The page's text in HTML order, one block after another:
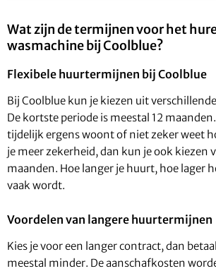
Wat zijn de termijnen voor het
wasmachine bij Coolblue?
Flexibele huurtermijnen bij Coolblue
Bij Coolblue kun je kiezen uit
De kortste periode is meestal 12
tijdelijk ergens woont of niet zeker weet
je meer zekerheid, dan kun je ook kiezen
maanden. Hoe langer je huurt, hoe lager
vaak wordt.
Voordelen van langere huurtermijnen
Kies je voor een langer contract, dan
meestal minder. De aanschafkosten